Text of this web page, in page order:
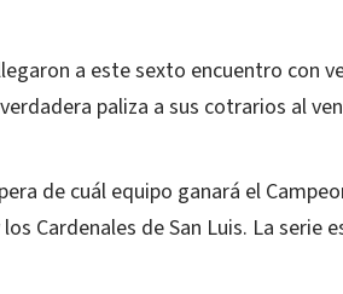
a este sexto encuentro con
paliza a sus cotrarios al
de cuál equipo ganará el
Cardenales de San Luis. La serie